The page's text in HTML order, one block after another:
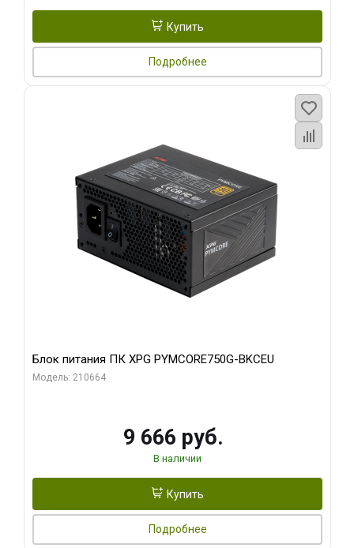
Купить
Подробнее
Блок питания ПК XPG PYMCORE750G-BKCEU
Модель: 210664
9 666 руб.
В наличии
Купить
Подробнее